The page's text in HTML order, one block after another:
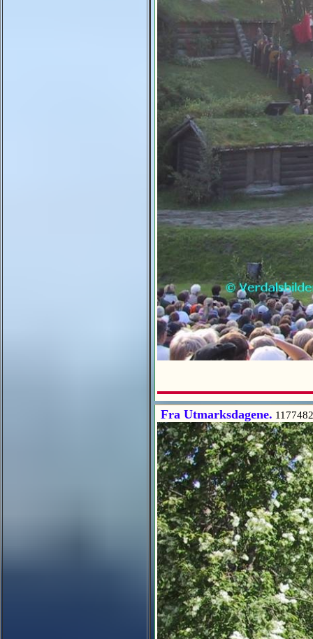
Fra Utmarksdagene.